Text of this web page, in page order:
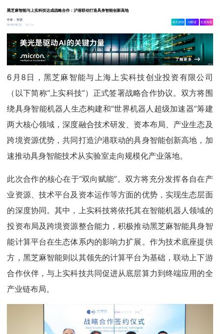
黑芝麻智能与上实科技达成战略合作：沪港联动打造具身智能创新高地
作者：秋贤
06-09 08:22
2.2w
相关舆情 AI解读 生成海报
6月8日，黑芝麻智能与上海上实科技创业投资有限公司
（以下简称“上实科技”）正式签署战略合作协议。双方将围
绕具身智能机器人生态构建和“世界机器人超级加速器”筹建
两大核心领域，深度融合技术研发、资本布局、产业生态及
跨境资源优势，共同打造沪港联动的具身智能创新高地，加
速推动具身智能技术从实验室走向规模化产业落地。
此次合作的核心在于“双向赋能”。双方将充分发挥各自在产
业资源、技术平台及资本运作等方面的优势，实现生态层面
的深度协同。其中，上实科技将依托其在智能机器人领域的
投资布局及跨境资源整合能力，积极推动黑芝麻智能具身智
能计算平台在生态体系内的影响力扩展。作为技术底座提供
方，黑芝麻智能则以其领先的计算平台为基础，联动上下游
合作伙伴，与上实科技共同促进从底层算力到终端应用的全
产业链布局。